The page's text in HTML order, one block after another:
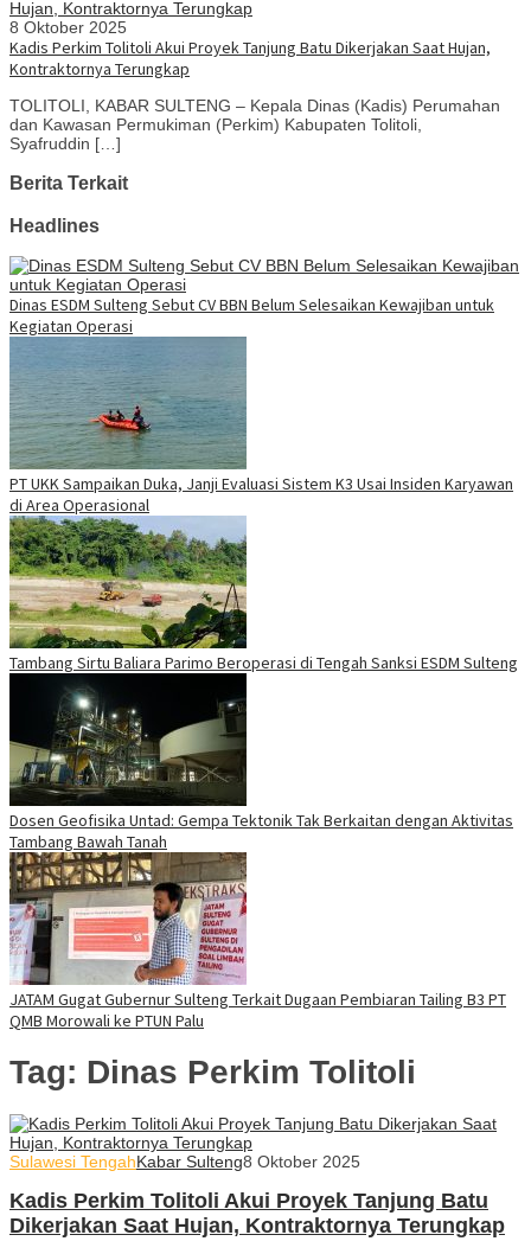
8 Oktober 2025
Kadis Perkim Tolitoli Akui Proyek Tanjung Batu Dikerjakan Saat Hujan,
Kontraktornya Terungkap
TOLITOLI, KABAR SULTENG – Kepala Dinas (Kadis) Perumahan
dan Kawasan Permukiman (Perkim) Kabupaten Tolitoli,
Syafruddin […]
Berita Terkait
Headlines
Dinas ESDM Sulteng Sebut CV BBN Belum Selesaikan Kewajiban untuk
Kegiatan Operasi
PT UKK Sampaikan Duka, Janji Evaluasi Sistem K3 Usai Insiden Karyawan
di Area Operasional
Tambang Sirtu Baliara Parimo Beroperasi di Tengah Sanksi ESDM Sulteng
Dosen Geofisika Untad: Gempa Tektonik Tak Berkaitan dengan Aktivitas
Tambang Bawah Tanah
JATAM Gugat Gubernur Sulteng Terkait Dugaan Pembiaran Tailing B3 PT
QMB Morowali ke PTUN Palu
Tag: Dinas Perkim Tolitoli
Sulawesi TengahKabar Sulteng8 Oktober 2025
Kadis Perkim Tolitoli Akui Proyek Tanjung Batu
Dikerjakan Saat Hujan, Kontraktornya Terungkap